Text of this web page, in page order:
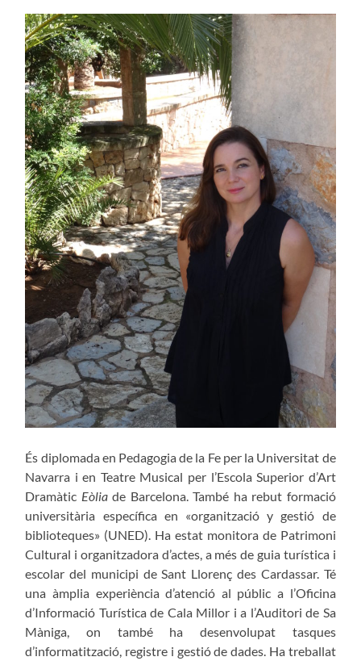
És diplomada en Pedagogia de la Fe per la Universitat de
Navarra i en Teatre Musical per l’Escola Superior d’Art
Dramàtic Eòliade Barcelona. També ha rebut formació
universitària específica en «organització y gestió de
biblioteques» (UNED). Ha estat monitora de Patrimoni
Cultural i organitzadora d’actes, a més de guia turística i
escolar del municipi de Sant Llorenç des Cardassar. Té
una àmplia experiència d’atenció al públic a l’Oficina
d’Informació Turística de Cala Millor i a l’Auditori de Sa
Màniga, on també ha desenvolupat tasques
d’informatització, registre i gestió de dades. Ha treballat